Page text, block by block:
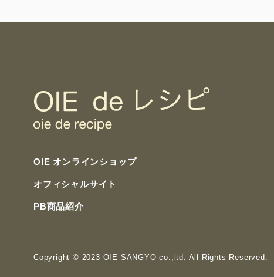
OIE オンラインショップ
オフィシャルサイト
PB商品紹介
Copyright © 2023 OIE SANGYO co.,ltd. All Rights Reserved.